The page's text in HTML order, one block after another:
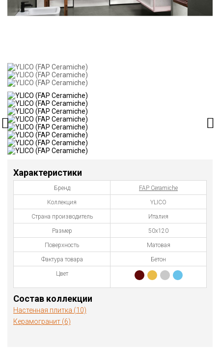
Характеристики
Бренд FAP Ceramiche
Коллекция YLICO
Страна производитель Италия
Размер 50х120
Поверхность Матовая
Фактура товара Бетон
Цвет
Состав коллекции
Настенная плитка (10)
Керамогранит (6)